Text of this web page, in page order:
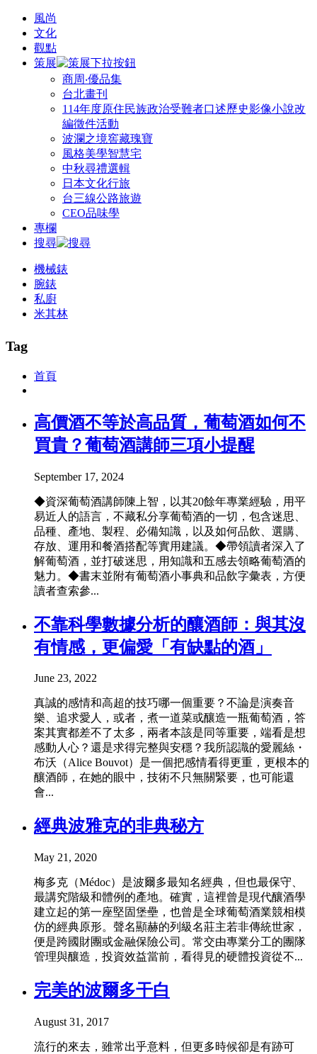
風尚
文化
觀點
策展
商周‧優品集
台北畫刊
114年度原住民族政治受難者口述歷史影像小說改
編徵件活動
波瀾之境窖藏瑰寶
風格美學智慧宅
中秋尋禮選輯
日本文化行旅
台三線公路旅遊
CEO品味學
專欄
搜尋
機械錶
腕錶
私廚
米其林
Tag
首頁
高價酒不等於高品質，葡萄酒如何不
買貴？葡萄酒講師三項小提醒
September 17, 2024
◆資深葡萄酒講師陳上智，以其20餘年專業經驗，用平
易近人的語言，不藏私分享葡萄酒的一切，包含迷思、
品種、產地、製程、必備知識，以及如何品飲、選購、
存放、運用和餐酒搭配等實用建議。◆帶領讀者深入了
解葡萄酒，並打破迷思，用知識和五感去領略葡萄酒的
魅力。◆書末並附有葡萄酒小事典和品飲字彙表，方便
讀者查索參...
不靠科學數據分析的釀酒師：與其沒
有情感，更偏愛「有缺點的酒」
June 23, 2022
真誠的感情和高超的技巧哪一個重要？不論是演奏音
樂、追求愛人，或者，煮一道菜或釀造一瓶葡萄酒，答
案其實都差不了太多，兩者本該是同等重要，端看是想
感動人心？還是求得完整與安穩？我所認識的愛麗絲・
布沃（Alice Bouvot）是一個把感情看得更重，更根本的
釀酒師，在她的眼中，技術不只無關緊要，也可能還
會...
經典波雅克的非典秘方
May 21, 2020
梅多克（Médoc）是波爾多最知名經典，但也最保守、
最講究階級和體例的產地。確實，這裡曾是現代釀酒學
建立起的第一座堅固堡壘，也曾是全球葡萄酒業競相模
仿的經典原形。聲名顯赫的列級名莊主若非傳統世家，
便是跨國財團或金融保險公司。常交由專業分工的團隊
管理與釀造，投資效益當前，看得見的硬體投資從不...
完美的波爾多干白
August 31, 2017
流行的來去，雖常出乎意料，但更多時候卻是有跡可